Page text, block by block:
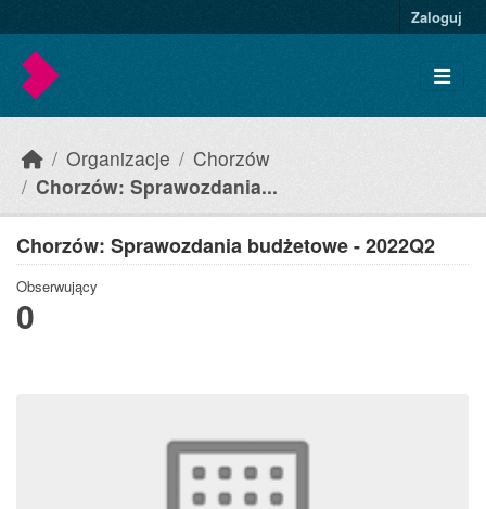
Zaloguj
Organizacje
Chorzów
Chorzów: Sprawozdania...
Chorzów: Sprawozdania budżetowe - 2022Q2
Obserwujący
0